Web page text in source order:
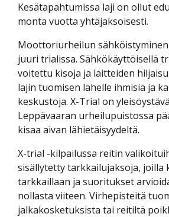
Kesätapahtumissa laji on ollut
monta vuotta yhtäjaksoisesti.
Moottoriurheilun
juuri trialissa. Sähkökäyttöisellä
voitettu kisoja ja laitteiden
lajin tuomisen lähelle ihmisiä ja
keskustoja. X-Trial on
Leppävaaran urheilupuistossa
kisaa aivan lähietäisyydeltä.
X-trial -kilpailussa reitin
sisällytetty tarkkailujaksoja, joilla
tarkkaillaan ja suoritukset
nollasta viiteen. Virhepisteitä
jalkakosketuksista tai reitiltä